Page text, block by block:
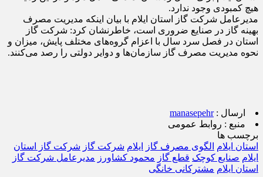
هیچ کمبودی وجود ندارد.
مدیرعامل شرکت گاز استان ایلام با بیان اینکه مدیریت مصرف
بهینه گاز در صنایع ضروری است، خاطرنشان کرد: شرکت گاز
استان در فصل سرد سال با اعزام گروه‌های مختلف پایش، میزان و
نحوه مدیریت مصرف گاز سازمان‌ها و دوایر دولتی را رصد می‌کنند.
ارسال :manasepehr
منبع : روابط عمومی
برچسب ها
استان ایلام الگوی مصرف گاز ایلام شرکت گاز شرکت گاز استان
ایلام صنایع کوچک قطع گاز محمود کشاورز مدیرعامل شرکت گاز
استان ایلام مشترکانی خانگی